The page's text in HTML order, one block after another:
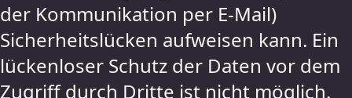
der Kommunikation per E-Mail)
Sicherheitslücken aufweisen kann. Ein
lückenloser Schutz der Daten vor dem
Zugriff durch Dritte ist nicht möglich.